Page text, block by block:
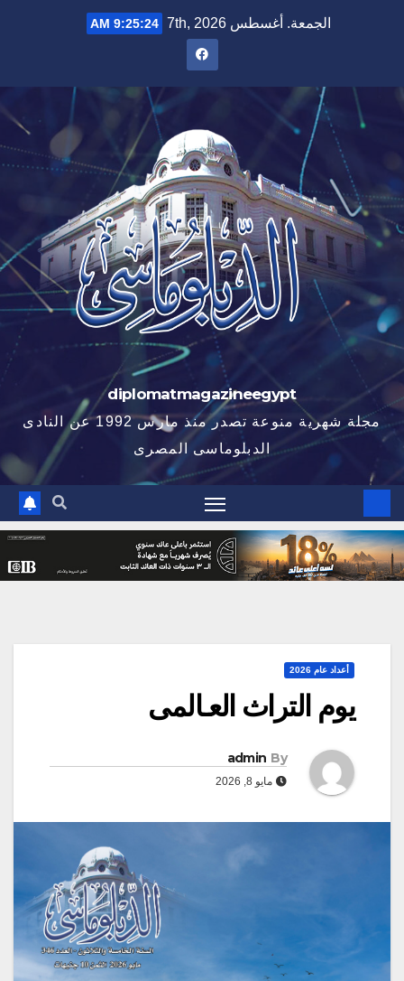
الجمعة. أغسطس 7th, 2026 9:25:25 AM
diplomatmagazineegypt
مجلة شهرية منوعة تصدر منذ مارس 1992 عن النادى
الدبلوماسى المصرى
أعداد عام 2026
يوم التراث العـالمى
By
admin
مايو 8, 2026